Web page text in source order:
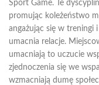
Sport Game. Te
promując koleżeństwo
angażując się w treningi
umacnia relacje.
umacniają to uczucie
zjednoczenia się we
wzmacniają dumę